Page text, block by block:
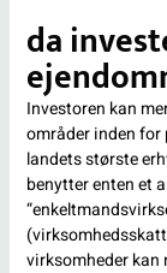
da
Investoren kan
områder inden for
landets største
benytter enten et
virksomheder